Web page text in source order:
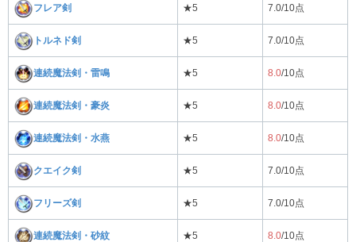
フレア剣 ★5 7.0/10点
トルネド剣 ★5 7.0/10点
連続魔法剣・雷鳴 ★5 8.0/10点
連続魔法剣・豪炎 ★5 8.0/10点
連続魔法剣・水燕 ★5 8.0/10点
クエイク剣 ★5 7.0/10点
フリーズ剣 ★5 7.0/10点
連続魔法剣・砂紋 ★5 8.0/10点